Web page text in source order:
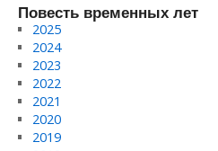
Повесть временных лет
2025
2024
2023
2022
2021
2020
2019